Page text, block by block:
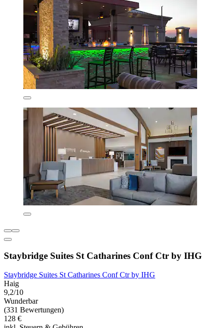
Staybridge Suites St Catharines Conf Ctr by IHG
Staybridge Suites St Catharines Conf Ctr by IHG
Haig
9,2/10
Wunderbar
(331 Bewertungen)
128 €